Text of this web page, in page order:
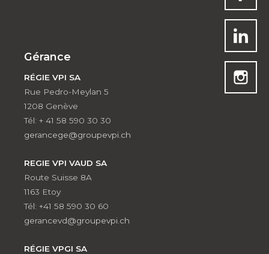
Gérance
RÉGIE VPI SA
Rue Pedro-Meylan 5
1208 Genève
Tél: + 41 58 590 30 30
gerancege@groupevpi.ch
REGIE VPI VAUD SA
Route Suisse 8A
1163 Etoy
Tél: +41 58 590 30 60
gerancevd@groupevpi.ch
RÉGIE VPGI SA